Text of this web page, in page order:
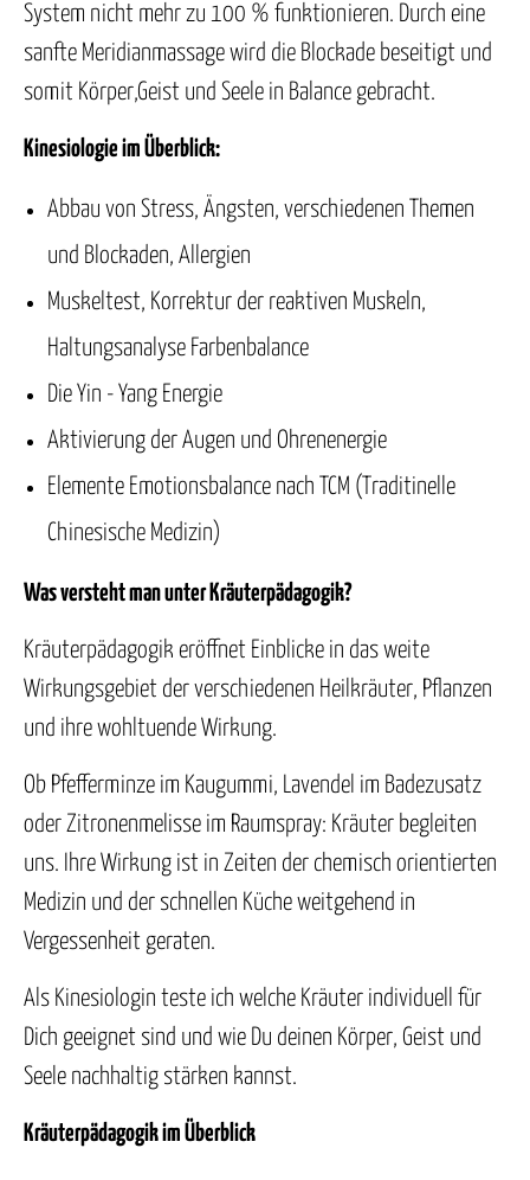
System nicht mehr zu 100 % funktionieren. Durch eine
sanfte Meridianmassage wird die Blockade beseitigt und
somit Körper,Geist und Seele in Balance gebracht.
Kinesiologie im Überblick:
Abbau von Stress, Ängsten, verschiedenen Themen
und Blockaden, Allergien
Muskeltest, Korrektur der reaktiven Muskeln,
Haltungsanalyse Farbenbalance
Die Yin - Yang Energie
Aktivierung der Augen und Ohrenenergie
Elemente Emotionsbalance nach TCM (Traditinelle
Chinesische Medizin)
Was versteht man unter Kräuterpädagogik?
Kräuterpädagogik eröffnet Einblicke in das weite
Wirkungsgebiet der verschiedenen Heilkräuter, Pflanzen
und ihre wohltuende Wirkung.
Ob Pfefferminze im Kaugummi, Lavendel im Badezusatz
oder Zitronenmelisse im Raumspray: Kräuter begleiten
uns. Ihre Wirkung ist in Zeiten der chemisch orientierten
Medizin und der schnellen Küche weitgehend in
Vergessenheit geraten.
Als Kinesiologin teste ich welche Kräuter individuell für
Dich geeignet sind und wie Du deinen Körper, Geist und
Seele nachhaltig stärken kannst.
Kräuterpädagogik im Überblick